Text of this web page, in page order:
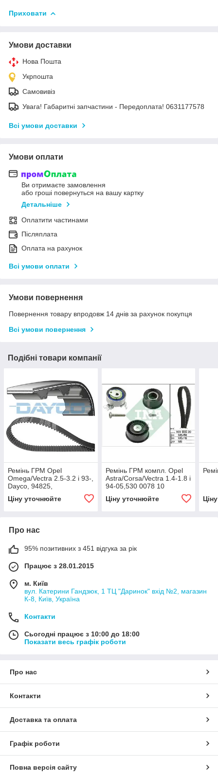
Приховати
Умови доставки
Нова Пошта
Укрпошта
Самовивіз
Увага! Габаритні запчастини - Передоплата! 0631177578
Всі умови доставки
Умови оплати
Ви отримаєте замовлення
або гроші повернуться на вашу картку
Детальніше
Оплатити частинами
Післяплата
Оплата на рахунок
Всі умови оплати
Умови повернення
Повернення товару впродовж 14 днів за рахунок покупця
Всі умови повернення
Подібні товари компанії
Ремінь ГРМ Opel
Omega/Vectra 2.5-3.2 i 93-,
Dayco, 94825,
Ціну уточнюйте
Ремінь ГРМ компл. Opel
Astra/Corsa/Vectra 1.4-1.8 i
94-05,530 0078 10
Ціну уточнюйте
Про нас
95% позитивних з 451 відгука за рік
Працює з 28.01.2015
м. Київ
вул. Катерини Гандзюк, 1 ТЦ "Даринок" вхід №2, магазин
К-8, Київ, Україна
Контакти
Сьогодні працює з 10:00 до 18:00
Показати весь графік роботи
Про нас
Контакти
Доставка та оплата
Графік роботи
Повна версія сайту